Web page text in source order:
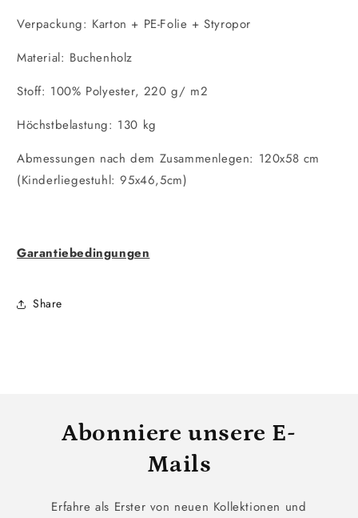
Verpackung: Karton + PE-Folie + Styropor
Material: Buchenholz
Stoff: 100% Polyester, 220 g/ m2
Höchstbelastung: 130 kg
Abmessungen nach dem Zusammenlegen: 120x58 cm
(Kinderliegestuhl: 95x46,5cm)
Garantiebedingungen
Share
Abonniere unsere E-
Mails
Erfahre als Erster von neuen Kollektionen und